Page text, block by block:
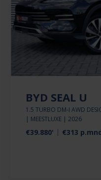
BYD SEAL U
1.5 TURBO DM-I AWD
| MEESTLUXE | 2026
€39.880' €313